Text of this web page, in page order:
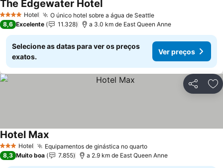
4 EstrelasHotel O único hotel sobre a água de Seattle
The Edgewater Hotel
8,6 Excelente 11.328 a 3.0 km de East Queen Anne
Selecione as datas para ver os preços
exatos.
Ver preços
Partilhar
3 EstrelasHotel Equipamentos de ginástica no quarto
Hotel Max
8,3 Muito boa 7.855 a 2.9 km de East Queen Anne